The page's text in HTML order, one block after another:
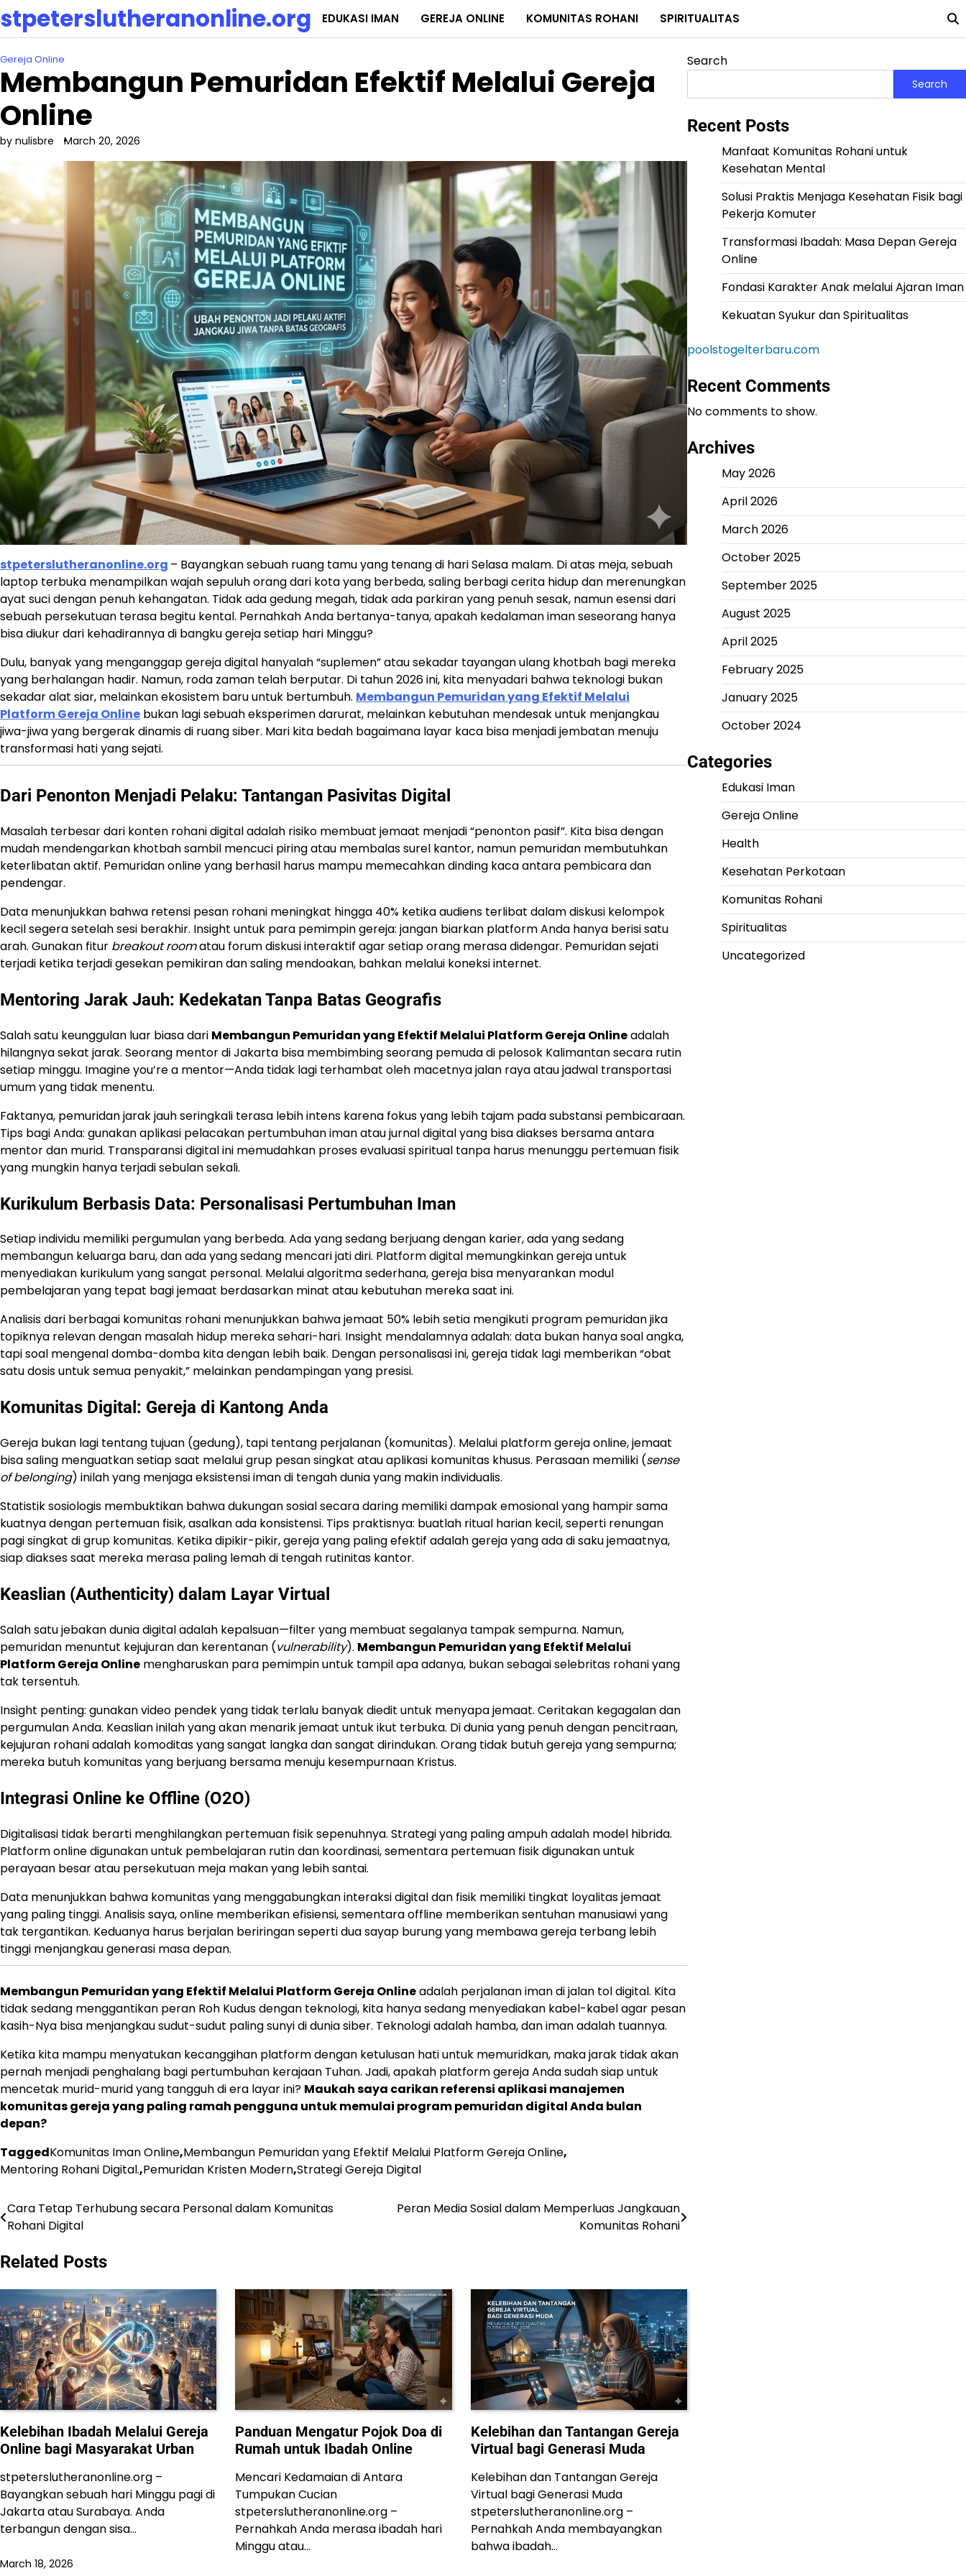
Skip
to
content
stpeterslutheranonline.org EDUKASI IMAN GEREJA ONLINE KOMUNITAS ROHANI SPIRITUALITAS
Gereja Online
Membangun Pemuridan Efektif Melalui Gereja
Online
by nulisbre March 20, 2026
stpeterslutheranonline.org – Bayangkan sebuah ruang tamu yang tenang di hari Selasa malam. Di atas meja, sebuah
laptop terbuka menampilkan wajah sepuluh orang dari kota yang berbeda, saling berbagi cerita hidup dan merenungkan
ayat suci dengan penuh kehangatan. Tidak ada gedung megah, tidak ada parkiran yang penuh sesak, namun esensi dari
sebuah persekutuan terasa begitu kental. Pernahkah Anda bertanya-tanya, apakah kedalaman iman seseorang hanya
bisa diukur dari kehadirannya di bangku gereja setiap hari Minggu?
Dulu, banyak yang menganggap gereja digital hanyalah “suplemen” atau sekadar tayangan ulang khotbah bagi mereka
yang berhalangan hadir. Namun, roda zaman telah berputar. Di tahun 2026 ini, kita menyadari bahwa teknologi bukan
sekadar alat siar, melainkan ekosistem baru untuk bertumbuh. Membangun Pemuridan yang Efektif Melalui
Platform Gereja Online bukan lagi sebuah eksperimen darurat, melainkan kebutuhan mendesak untuk menjangkau
jiwa-jiwa yang bergerak dinamis di ruang siber. Mari kita bedah bagaimana layar kaca bisa menjadi jembatan menuju
transformasi hati yang sejati.
Dari Penonton Menjadi Pelaku: Tantangan Pasivitas Digital
Masalah terbesar dari konten rohani digital adalah risiko membuat jemaat menjadi “penonton pasif”. Kita bisa dengan
mudah mendengarkan khotbah sambil mencuci piring atau membalas surel kantor, namun pemuridan membutuhkan
keterlibatan aktif. Pemuridan online yang berhasil harus mampu memecahkan dinding kaca antara pembicara dan
pendengar.
Data menunjukkan bahwa retensi pesan rohani meningkat hingga 40% ketika audiens terlibat dalam diskusi kelompok
kecil segera setelah sesi berakhir. Insight untuk para pemimpin gereja: jangan biarkan platform Anda hanya berisi satu
arah. Gunakan fitur breakout roomatau forum diskusi interaktif agar setiap orang merasa didengar. Pemuridan sejati
terjadi ketika terjadi gesekan pemikiran dan saling mendoakan, bahkan melalui koneksi internet.
Mentoring Jarak Jauh: Kedekatan Tanpa Batas Geografis
Salah satu keunggulan luar biasa dari Membangun Pemuridan yang Efektif Melalui Platform Gereja Onlineadalah
hilangnya sekat jarak. Seorang mentor di Jakarta bisa membimbing seorang pemuda di pelosok Kalimantan secara rutin
setiap minggu. Imagine you’re a mentor—Anda tidak lagi terhambat oleh macetnya jalan raya atau jadwal transportasi
umum yang tidak menentu.
Faktanya, pemuridan jarak jauh seringkali terasa lebih intens karena fokus yang lebih tajam pada substansi pembicaraan.
Tips bagi Anda: gunakan aplikasi pelacakan pertumbuhan iman atau jurnal digital yang bisa diakses bersama antara
mentor dan murid. Transparansi digital ini memudahkan proses evaluasi spiritual tanpa harus menunggu pertemuan fisik
yang mungkin hanya terjadi sebulan sekali.
Kurikulum Berbasis Data: Personalisasi Pertumbuhan Iman
Setiap individu memiliki pergumulan yang berbeda. Ada yang sedang berjuang dengan karier, ada yang sedang
membangun keluarga baru, dan ada yang sedang mencari jati diri. Platform digital memungkinkan gereja untuk
menyediakan kurikulum yang sangat personal. Melalui algoritma sederhana, gereja bisa menyarankan modul
pembelajaran yang tepat bagi jemaat berdasarkan minat atau kebutuhan mereka saat ini.
Analisis dari berbagai komunitas rohani menunjukkan bahwa jemaat 50% lebih setia mengikuti program pemuridan jika
topiknya relevan dengan masalah hidup mereka sehari-hari. Insight mendalamnya adalah: data bukan hanya soal angka,
tapi soal mengenal domba-domba kita dengan lebih baik. Dengan personalisasi ini, gereja tidak lagi memberikan “obat
satu dosis untuk semua penyakit,” melainkan pendampingan yang presisi.
Komunitas Digital: Gereja di Kantong Anda
Gereja bukan lagi tentang tujuan (gedung), tapi tentang perjalanan (komunitas). Melalui platform gereja online, jemaat
bisa saling menguatkan setiap saat melalui grup pesan singkat atau aplikasi komunitas khusus. Perasaan memiliki (sense
of belonging) inilah yang menjaga eksistensi iman di tengah dunia yang makin individualis.
Statistik sosiologis membuktikan bahwa dukungan sosial secara daring memiliki dampak emosional yang hampir sama
kuatnya dengan pertemuan fisik, asalkan ada konsistensi. Tips praktisnya: buatlah ritual harian kecil, seperti renungan
pagi singkat di grup komunitas. Ketika dipikir-pikir, gereja yang paling efektif adalah gereja yang ada di saku jemaatnya,
siap diakses saat mereka merasa paling lemah di tengah rutinitas kantor.
Keaslian (Authenticity) dalam Layar Virtual
Salah satu jebakan dunia digital adalah kepalsuan—filter yang membuat segalanya tampak sempurna. Namun,
pemuridan menuntut kejujuran dan kerentanan (vulnerability). Membangun Pemuridan yang Efektif Melalui
Platform Gereja Online mengharuskan para pemimpin untuk tampil apa adanya, bukan sebagai selebritas rohani yang
tak tersentuh.
Insight penting: gunakan video pendek yang tidak terlalu banyak diedit untuk menyapa jemaat. Ceritakan kegagalan dan
pergumulan Anda. Keaslian inilah yang akan menarik jemaat untuk ikut terbuka. Di dunia yang penuh dengan pencitraan,
kejujuran rohani adalah komoditas yang sangat langka dan sangat dirindukan. Orang tidak butuh gereja yang sempurna;
mereka butuh komunitas yang berjuang bersama menuju kesempurnaan Kristus.
Integrasi Online ke Offline (O2O)
Digitalisasi tidak berarti menghilangkan pertemuan fisik sepenuhnya. Strategi yang paling ampuh adalah model hibrida.
Platform online digunakan untuk pembelajaran rutin dan koordinasi, sementara pertemuan fisik digunakan untuk
perayaan besar atau persekutuan meja makan yang lebih santai.
Data menunjukkan bahwa komunitas yang menggabungkan interaksi digital dan fisik memiliki tingkat loyalitas jemaat
yang paling tinggi. Analisis saya, online memberikan efisiensi, sementara offline memberikan sentuhan manusiawi yang
tak tergantikan. Keduanya harus berjalan beriringan seperti dua sayap burung yang membawa gereja terbang lebih
tinggi menjangkau generasi masa depan.
Membangun Pemuridan yang Efektif Melalui Platform Gereja Onlineadalah perjalanan iman di jalan tol digital. Kita
tidak sedang menggantikan peran Roh Kudus dengan teknologi, kita hanya sedang menyediakan kabel-kabel agar pesan
kasih-Nya bisa menjangkau sudut-sudut paling sunyi di dunia siber. Teknologi adalah hamba, dan iman adalah tuannya.
Ketika kita mampu menyatukan kecanggihan platform dengan ketulusan hati untuk memuridkan, maka jarak tidak akan
pernah menjadi penghalang bagi pertumbuhan kerajaan Tuhan. Jadi, apakah platform gereja Anda sudah siap untuk
mencetak murid-murid yang tangguh di era layar ini? Maukah saya carikan referensi aplikasi manajemen
komunitas gereja yang paling ramah pengguna untuk memulai program pemuridan digital Anda bulan
depan?
TaggedKomunitas Iman Online,Membangun Pemuridan yang Efektif Melalui Platform Gereja Online,
Mentoring Rohani Digital.,Pemuridan Kristen Modern,Strategi Gereja Digital
Post
navigation
Cara Tetap Terhubung secara Personal dalam Komunitas
Rohani Digital
Peran Media Sosial dalam Memperluas Jangkauan
Komunitas Rohani
Related Posts
Kelebihan Ibadah Melalui Gereja
Online bagi Masyarakat Urban
stpeterslutheranonline.org –
Bayangkan sebuah hari Minggu pagi di
Jakarta atau Surabaya. Anda
terbangun dengan sisa…
March 18, 2026
Panduan Mengatur Pojok Doa di
Rumah untuk Ibadah Online
Mencari Kedamaian di Antara
Tumpukan Cucian
stpeterslutheranonline.org –
Pernahkah Anda merasa ibadah hari
Minggu atau…
Kelebihan dan Tantangan Gereja
Virtual bagi Generasi Muda
Kelebihan dan Tantangan Gereja
Virtual bagi Generasi Muda
stpeterslutheranonline.org –
Pernahkah Anda membayangkan
bahwa ibadah…
Search
Search
Recent Posts
Manfaat Komunitas Rohani untuk
Kesehatan Mental
Solusi Praktis Menjaga Kesehatan Fisik bagi
Pekerja Komuter
Transformasi Ibadah: Masa Depan Gereja
Online
Fondasi Karakter Anak melalui Ajaran Iman
Kekuatan Syukur dan Spiritualitas
poolstogelterbaru.com
Recent Comments
No comments to show.
Archives
May 2026
April 2026
March 2026
October 2025
September 2025
August 2025
April 2025
February 2025
January 2025
October 2024
Categories
Edukasi Iman
Gereja Online
Health
Kesehatan Perkotaan
Komunitas Rohani
Spiritualitas
Uncategorized